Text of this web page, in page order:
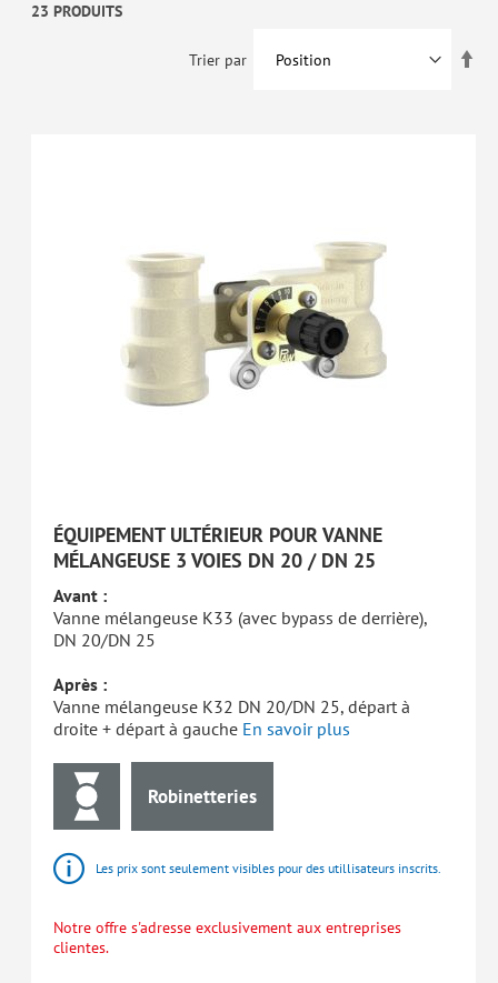
23 PRODUITS
Trier par
ÉQUIPEMENT ULTÉRIEUR POUR VANNE
MÉLANGEUSE 3 VOIES DN 20 / DN 25
Avant :
Vanne mélangeuse K33 (avec bypass de derrière),
DN 20/DN 25
Après :
Vanne mélangeuse K32 DN 20/DN 25, départ à
droite + départ à gauche En savoir plus
Robinetteries
Les prix sont seulement visibles pour des utillisateurs inscrits.
Notre offre s'adresse exclusivement aux entreprises
clientes.